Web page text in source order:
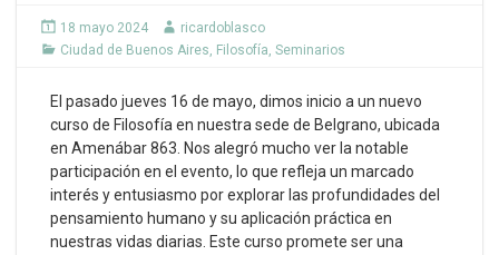
18 mayo 2024
ricardoblasco
Ciudad de Buenos Aires, Filosofía, Seminarios
El pasado jueves 16 de mayo, dimos inicio a un nuevo
curso de Filosofía en nuestra sede de Belgrano, ubicada
en Amenábar 863. Nos alegró mucho ver la notable
participación en el evento, lo que refleja un marcado
interés y entusiasmo por explorar las profundidades del
pensamiento humano y su aplicación práctica en
nuestras vidas diarias. Este curso promete ser una